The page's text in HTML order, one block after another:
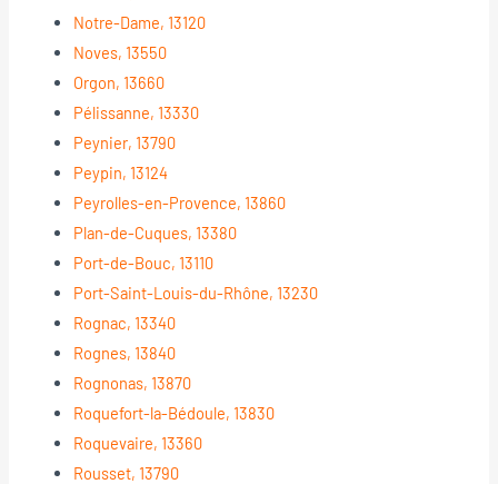
Notre-Dame, 13120
Noves, 13550
Orgon, 13660
Pélissanne, 13330
Peynier, 13790
Peypin, 13124
Peyrolles-en-Provence, 13860
Plan-de-Cuques, 13380
Port-de-Bouc, 13110
Port-Saint-Louis-du-Rhône, 13230
Rognac, 13340
Rognes, 13840
Rognonas, 13870
Roquefort-la-Bédoule, 13830
Roquevaire, 13360
Rousset, 13790